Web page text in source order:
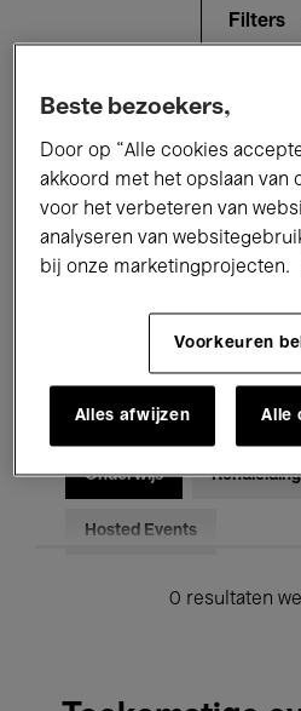
Filters
Alle evenementen
Tentoonstellingen
Performances
Jazz Klassieke Muziek
Voor iedereen Kids’
Onderwijs
Hosted Events
0 resultaten
Beste bezoekers,
Door op “Alle cookies
akkoord met het opslaan van
voor het verbeteren van
analyseren van
bij onze marketingprojecten.
Voorkeuren
Alles afwijzen Alle